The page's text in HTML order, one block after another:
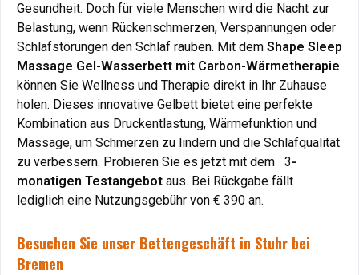
Gesundheit. Doch für viele Menschen wird die Nacht zur
Belastung, wenn Rückenschmerzen, Verspannungen oder
Schlafstörungen den Schlaf rauben. Mit dem Shape Sleep
Massage Gel-Wasserbett mit Carbon-Wärmetherapie
können Sie Wellness und Therapie direkt in Ihr Zuhause
holen. Dieses innovative Gelbett bietet eine perfekte
Kombination aus Druckentlastung, Wärmefunktion und
Massage, um Schmerzen zu lindern und die Schlafqualität
zu verbessern. Probieren Sie es jetzt mit dem 3-
monatigen Testangebot aus. Bei Rückgabe fällt
lediglich eine Nutzungsgebühr von € 390 an.
Besuchen Sie unser Bettengeschäft in Stuhr bei
Bremen